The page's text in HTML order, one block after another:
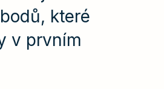
které
v prvním